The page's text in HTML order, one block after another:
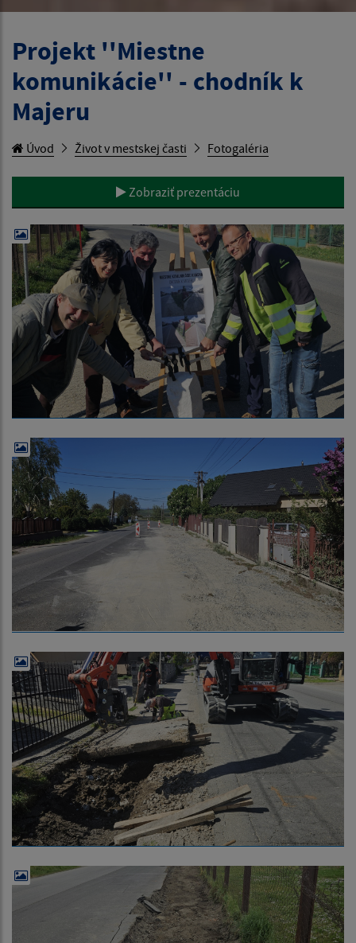
Projekt ''Miestne
komunikácie'' - chodník k
Majeru
Úvod Život v mestskej časti Fotogaléria
Zobraziť prezentáciu